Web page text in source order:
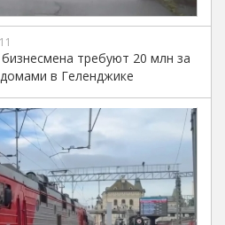
требуют 20 млн за
в Геленджике